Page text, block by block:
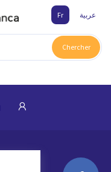
Fr عربية
Chercher